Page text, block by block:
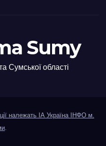
Sumy
Сумської області
належать ІА Україна ІНФО м.
.